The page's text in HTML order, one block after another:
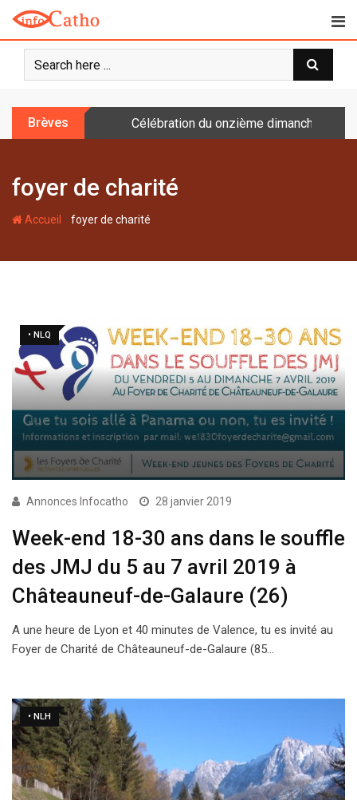
o
Brèves Célébration du onzième dimanche
foyer de charité
Accueil -foyer de charité
• NLQ
Annonces Infocatho 28 janvier 2019
Week-end 18-30 ans dans le souffle
des JMJ du 5 au 7 avril 2019 à
Châteauneuf-de-Galaure (26)
A une heure de Lyon et 40 minutes de Valence, tu es invité au
Foyer de Charité de Châteauneuf-de-Galaure (85…
• NLH